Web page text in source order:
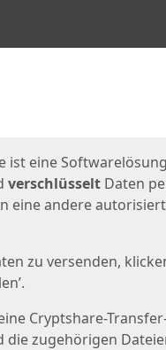
ist eine
verschlüsselt Daten
eine andere
zu versenden,
Cryptshare-
die zugehörigen